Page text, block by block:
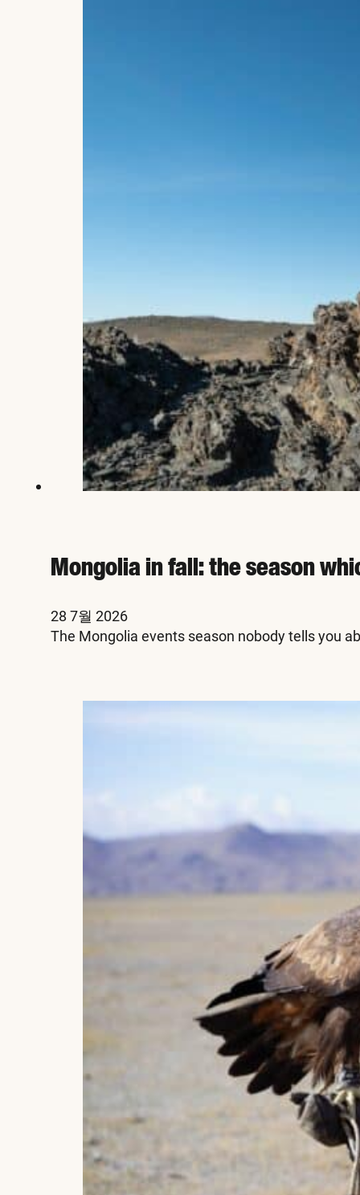
Mongolia in fall: the season
28 7월 2026
The Mongolia events season nobody tells you